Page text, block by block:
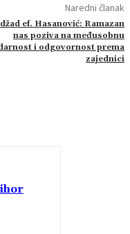
Naredni članak
ef. Hasanović: Ramazan
nas poziva na međusobnu
i odgovornost prema
zajednici